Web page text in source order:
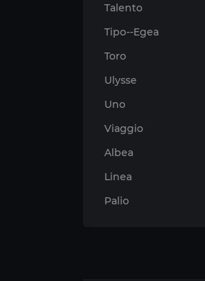
Talento
Tipo--Egea
Toro
Ulysse
Uno
Viaggio
Albea
Linea
Palio